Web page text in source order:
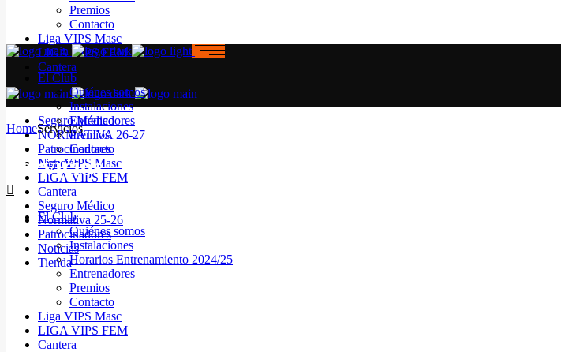
Premios
Contacto
Liga VIPS Masc
LIGA VIPS FEM
Cantera
Seguro Médico
NORMATIVA 26-27
Patrocinadores
Noticias
El Club
Quiénes somos
Instalaciones
Horarios Entrenamiento 2024/25
Entrenadores
Premios
Contacto
Liga VIPS Masc
LIGA VIPS FEM
Cantera
El Club
Quiénes somos
Instalaciones
Entrenadores
Premios
Contacto
Liga VIPS Masc
LIGA VIPS FEM
Cantera
Seguro Médico
Normativa 25-26
Patrocinadores
Noticias
Tienda
HomeServicios
Servicios